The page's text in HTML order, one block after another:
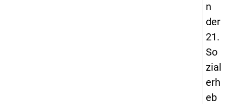
n
der
21.
So
zial
erh
eb